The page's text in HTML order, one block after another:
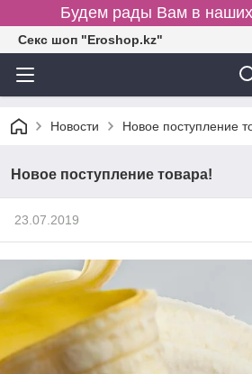
Будем рады Вам в наших
Секс шоп "Eroshop.kz"
Новости Новое поступление
Новое поступление товара!
23.07.2019